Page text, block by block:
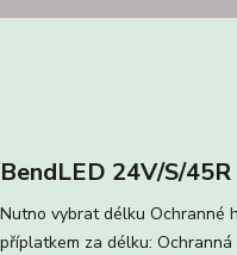
BendLED 24V/S/45R
Nutno vybrat délku Ochranné
příplatkem za délku: